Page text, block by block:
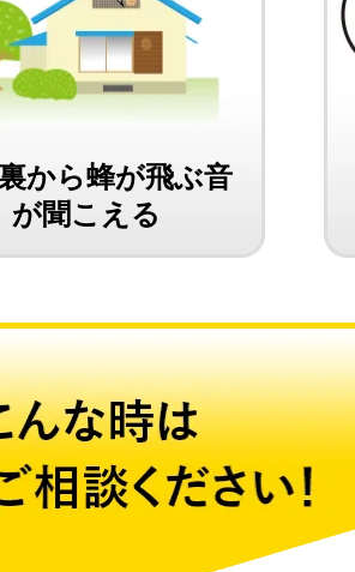
から蜂が飛ぶ音
が聞こえる